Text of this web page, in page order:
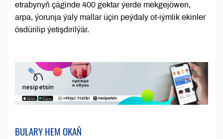
etrabynyň çäginde 400 gektar ýerde mekgejöwen,
arpa, ýorunja ýaly mallar üçin peýdaly ot-iýmlik ekinler
ösdürilip ýetişdirilýär.
BULARY HEM OKAŇ